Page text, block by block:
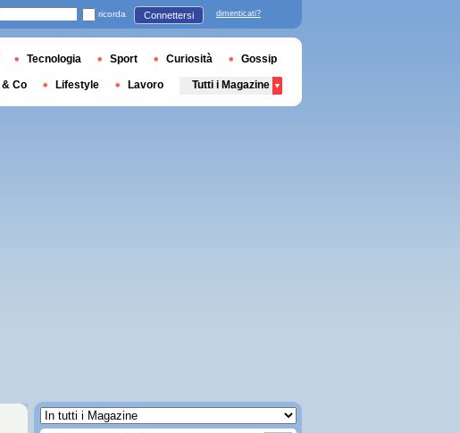
ricorda Connettersi dimenticati?
Tecnologia Sport Curiosità Gossip
& Co Lifestyle Lavoro Tutti i Magazine